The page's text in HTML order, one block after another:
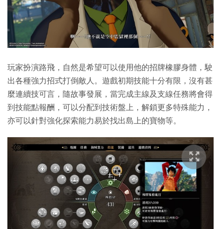
玩家扮演路飛，自然是希望可以使用他的招牌橡膠身體，駛
出各種強力招式打倒敵人。遊戲初期技能十分有限，沒有甚
麼連續技可言，隨故事發展，當完成主線及支線任務將會得
到技能點報酬，可以分配到技術盤上，解鎖更多特殊能力，
亦可以針對強化探索能力易於找出島上的寶物等。